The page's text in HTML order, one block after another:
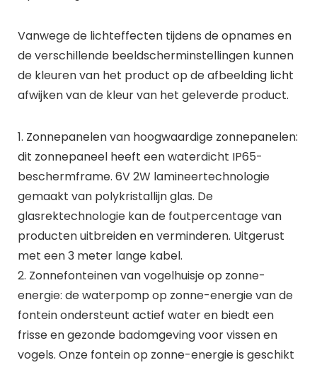
Vanwege de lichteffecten tijdens de opnames en
de verschillende beeldscherminstellingen kunnen
de kleuren van het product op de afbeelding licht
afwijken van de kleur van het geleverde product.
1. Zonnepanelen van hoogwaardige zonnepanelen:
dit zonnepaneel heeft een waterdicht IP65-
beschermframe. 6V 2W lamineertechnologie
gemaakt van polykristallijn glas. De
glasrektechnologie kan de foutpercentage van
producten uitbreiden en verminderen. Uitgerust
met een 3 meter lange kabel.
2. Zonnefonteinen van vogelhuisje op zonne-
energie: de waterpomp op zonne-energie van de
fontein ondersteunt actief water en biedt een
frisse en gezonde badomgeving voor vissen en
vogels. Onze fontein op zonne-energie is geschikt